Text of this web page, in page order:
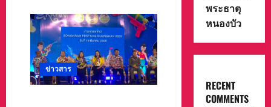
ทะเล
เสีย
หาย
พบ
หนุ่ม
ใหญ่
นอน
หลับ
ปลุก
ไม่
ตื่น
ตรวจ
ข่าวสาร
พระธาตุ
หนองบัว
RECENT
COMMENTS